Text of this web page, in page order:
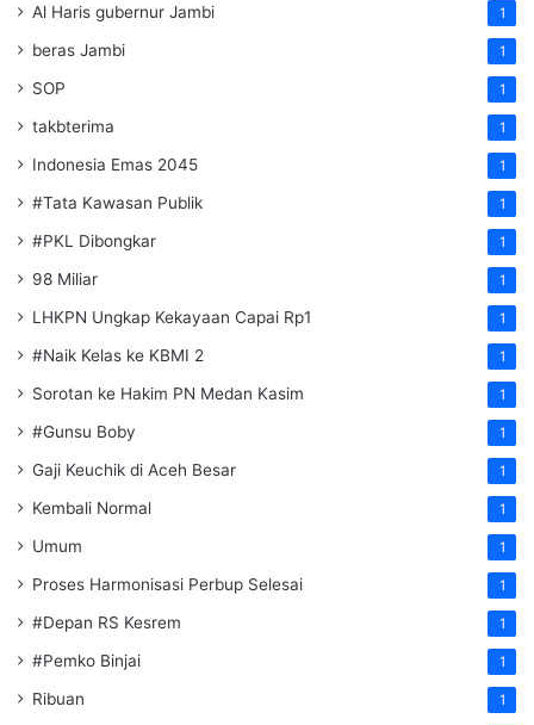
Al Haris gubernur Jambi 1
beras Jambi 1
SOP 1
takbterima 1
Indonesia Emas 2045 1
#Tata Kawasan Publik 1
#PKL Dibongkar 1
98 Miliar 1
LHKPN Ungkap Kekayaan Capai Rp1 1
#Naik Kelas ke KBMI 2 1
Sorotan ke Hakim PN Medan Kasim 1
#Gunsu Boby 1
Gaji Keuchik di Aceh Besar 1
Kembali Normal 1
Umum 1
Proses Harmonisasi Perbup Selesai 1
#Depan RS Kesrem 1
#Pemko Binjai 1
Ribuan 1